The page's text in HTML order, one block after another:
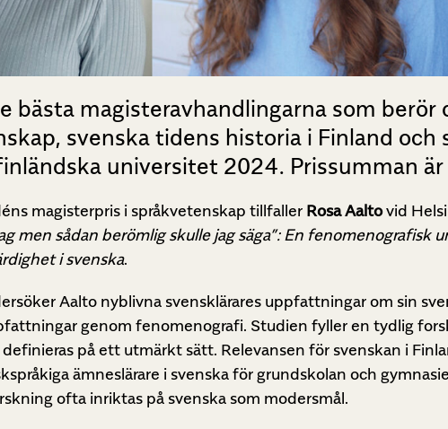
bästa magisteravhandlingarna som berör
svenska tidens historia i Finland och
universitet 2024. Prissumman är
magisterpris i språkvetenskap tillfaller Rosa Aaltovid
men sådan berömlig skulle jag säga”: En
i svenska.
Aalto nyblivna svensklärares uppfattningar om sin
genom fenomenografi. Studien fyller en tydlig
på ett utmärkt sätt. Relevansen för svenskan i
ämneslärare i svenska för grundskolan och
ofta inriktas på svenska som modersmål.